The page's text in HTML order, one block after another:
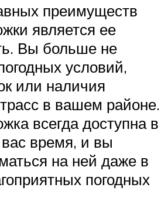
преимуществ
является ее
Вы больше не
условий,
или наличия
в вашем районе.
всегда доступна в
время, и вы
на ней даже в
погодных